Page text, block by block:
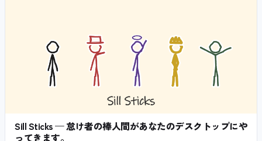
Sill Sticks — 怠け者の棒人間があなたのデスクトップにや
ってきます。